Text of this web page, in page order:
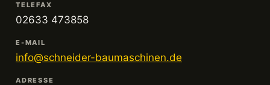
TELEFAX
02633 473858
E-MAIL
info@schneider-baumaschinen.de
ADRESSE